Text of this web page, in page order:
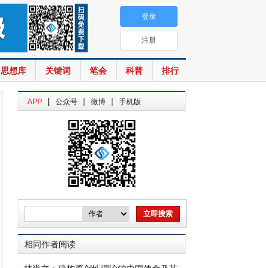
思想库 关键词 笔会 科普 排行
登录
注册
APP | 公众号 | 微博 | 手机版
相同作者阅读